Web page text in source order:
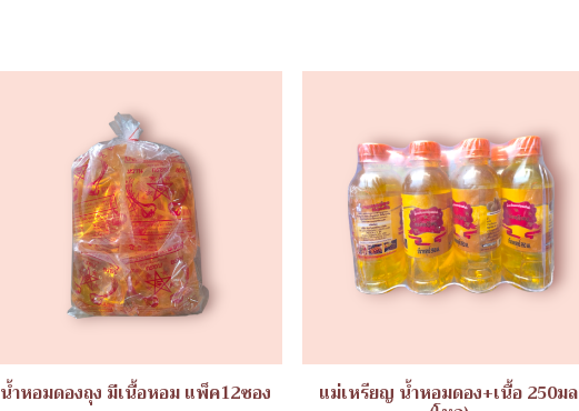
น้ำหอมดองถุง มีเนื้อหอม แพ็ค12ซอง แม่เหรียญ น้ำหอมดอง+เนื้อ 250มล